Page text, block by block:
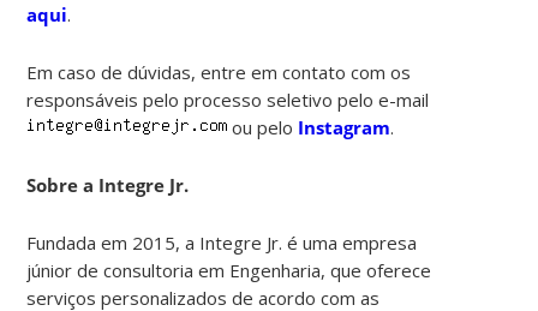
aqui.
Em caso de dúvidas, entre em contato com os
responsáveis pelo processo seletivo pelo e-mail
ou pelo Instagram.
Sobre a Integre Jr.
Fundada em 2015, a Integre Jr. é uma empresa
júnior de consultoria em Engenharia, que oferece
serviços personalizados de acordo com as